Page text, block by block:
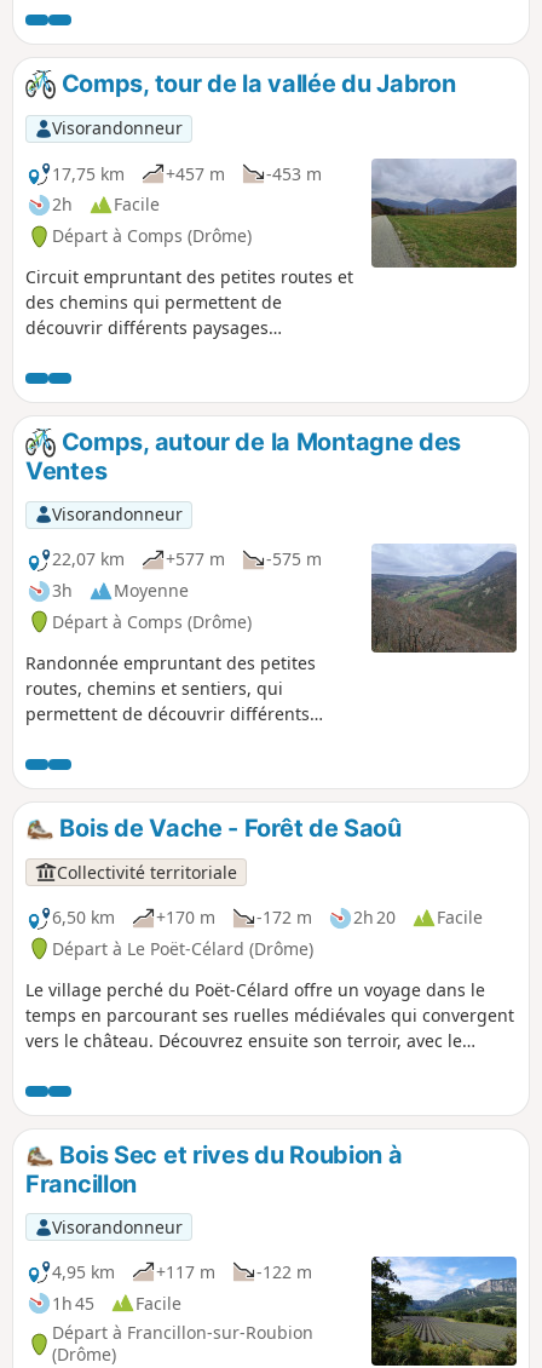
Euphémie, la plaine de Marsanne,
Miélandre, Saint-Maurice et les rochers
d'Eysahut.
Comps, tour de la vallée du Jabron
Visorandonneur
17,75 km
+457 m
-453 m
2h
Facile
Départ à Comps (Drôme)
Circuit empruntant des petites routes et
des chemins qui permettent de
découvrir différents paysages
et du début de la vallée du Jabron, du
Col de Ventebrun à l'église de Comps via
le Col de Boutière et le Col de Vesc.
Comps, autour de la Montagne des
Ventes
Visorandonneur
22,07 km
+577 m
-575 m
3h
Moyenne
Départ à Comps (Drôme)
Randonnée empruntant des petites
routes, chemins et sentiers, qui
permettent de découvrir différents
de Comps, au commencement de la
vallée du Jabron, via son église et le tour
de la Montagne des Ventes.
Bois de Vache - Forêt de Saoû
Collectivité territoriale
6,50 km
+170 m -172 m 2h 20
Facile
Départ à Le Poët-Célard (Drôme)
Le village perché du Poët-Célard offre un voyage dans le
temps en parcourant ses ruelles médiévales qui convergent
vers le château. Découvrez ensuite son terroir, avec le
Bois Sec et rives du Roubion à
Francillon
Visorandonneur
4,95 km
+117 m
-122 m
1h 45
Facile
Départ à Francillon-sur-Roubion
(Drôme)